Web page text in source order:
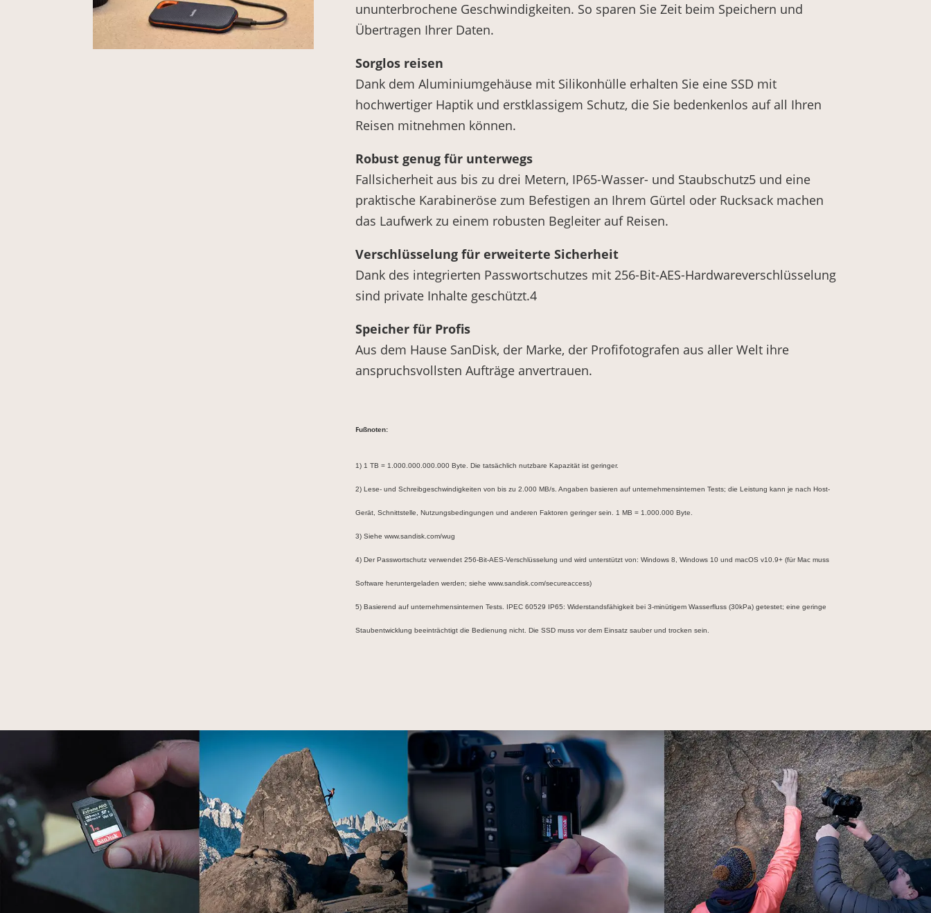
ununterbrochene Geschwindigkeiten. So sparen Sie Zeit beim Speichern und
Übertragen Ihrer Daten.
Sorglos reisen
Dank dem Aluminiumgehäuse mit Silikonhülle erhalten Sie eine SSD mit
hochwertiger Haptik und erstklassigem Schutz, die Sie bedenkenlos auf all Ihren
Reisen mitnehmen können.
Robust genug für unterwegs
Fallsicherheit aus bis zu drei Metern, IP65-Wasser- und Staubschutz5 und eine
praktische Karabineröse zum Befestigen an Ihrem Gürtel oder Rucksack machen
das Laufwerk zu einem robusten Begleiter auf Reisen.
Verschlüsselung für erweiterte Sicherheit
Dank des integrierten Passwortschutzes mit 256-Bit-AES-Hardwareverschlüsselung
sind private Inhalte geschützt.4
Speicher für Profis
Aus dem Hause SanDisk, der Marke, der Profifotografen aus aller Welt ihre
anspruchsvollsten Aufträge anvertrauen.
Fußnoten:
1) 1 TB = 1.000.000.000.000 Byte. Die tatsächlich nutzbare Kapazität ist geringer.
2) Lese- und Schreibgeschwindigkeiten von bis zu 2.000 MB/s. Angaben basieren auf unternehmensinternen Tests; die Leistung kann je nach Host-
Gerät, Schnittstelle, Nutzungsbedingungen und anderen Faktoren geringer sein. 1 MB = 1.000.000 Byte.
3) Siehe www.sandisk.com/wug
4) Der Passwortschutz verwendet 256-Bit-AES-Verschlüsselung und wird unterstützt von: Windows 8, Windows 10 und macOS v10.9+ (für Mac muss
Software heruntergeladen werden; siehe www.sandisk.com/secureaccess)
5) Basierend auf unternehmensinternen Tests. IPEC 60529 IP65: Widerstandsfähigkeit bei 3-minütigem Wasserfluss (30kPa) getestet; eine geringe
Staubentwicklung beeinträchtigt die Bedienung nicht. Die SSD muss vor dem Einsatz sauber und trocken sein.